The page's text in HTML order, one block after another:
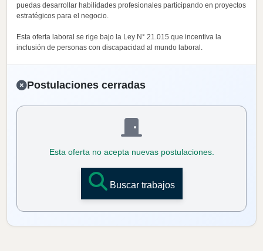
puedas desarrollar habilidades profesionales participando en proyectos
estratégicos para el negocio.
Esta oferta laboral se rige bajo la Ley N° 21.015 que incentiva la
inclusión de personas con discapacidad al mundo laboral.
Postulaciones cerradas
Esta oferta no acepta nuevas postulaciones.
Buscar trabajos